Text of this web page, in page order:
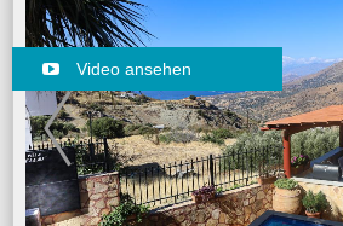
Video ansehen